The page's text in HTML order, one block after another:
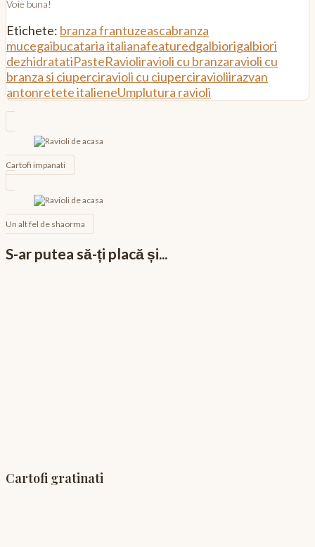
Voie buna!
Etichete: branza frantuzeascabranza
mucegaibucataria italianafeaturedgalbiorigalbiori
dezhidratatiPasteRavioliravioli cu branzaravioli cu
branza si ciuperciravioli cu ciuperciravioliirazvan
antonretete italieneUmplutura ravioli
articole
Cartofi impanati
Un alt fel de shaorma
S-ar putea să-ți placă și...
Cartofi gratinati